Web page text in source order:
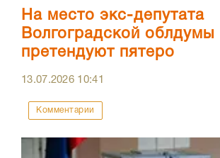
На место экс-депутата
Волгоградской облдумы
претендуют пятеро
13.07.2026 10:41
Комментарии